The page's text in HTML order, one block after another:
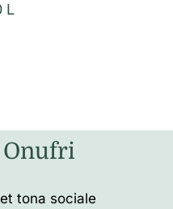
L
tona sociale